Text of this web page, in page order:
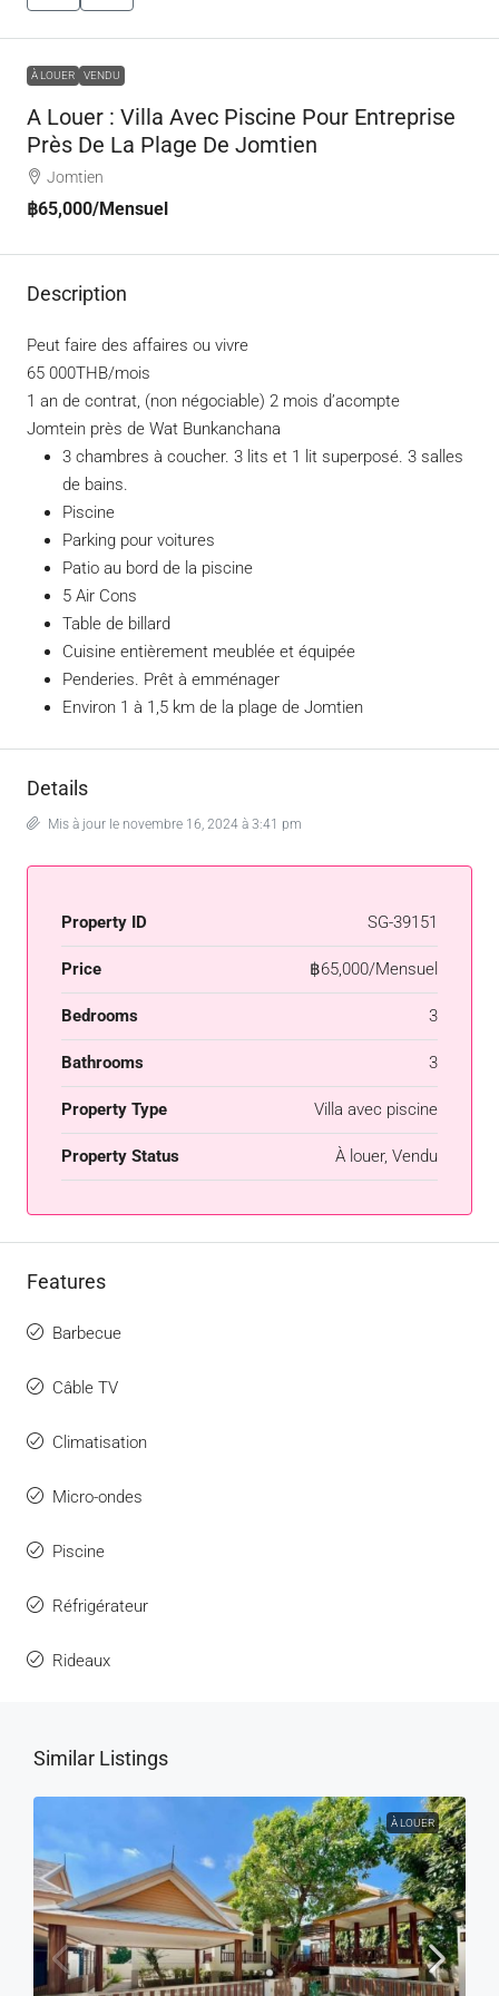
À LOUER VENDU
A Louer : Villa Avec Piscine Pour Entreprise
Près De La Plage De Jomtien
Jomtien
฿65,000/Mensuel
Description
Peut faire des affaires ou vivre
65 000THB/mois
1 an de contrat, (non négociable) 2 mois d’acompte
Jomtein près de Wat Bunkanchana
3 chambres à coucher. 3 lits et 1 lit superposé. 3 salles
de bains.
Piscine
Parking pour voitures
Patio au bord de la piscine
5 Air Cons
Table de billard
Cuisine entièrement meublée et équipée
Penderies. Prêt à emménager
Environ 1 à 1,5 km de la plage de Jomtien
Details
Mis à jour le novembre 16, 2024 à 3:41 pm
Property ID SG-39151
Price ฿65,000/Mensuel
Bedrooms 3
Bathrooms 3
Property Type Villa avec piscine
Property Status À louer, Vendu
Features
Barbecue
Câble TV
Climatisation
Micro-ondes
Piscine
Réfrigérateur
Rideaux
Similar Listings
À LOUER